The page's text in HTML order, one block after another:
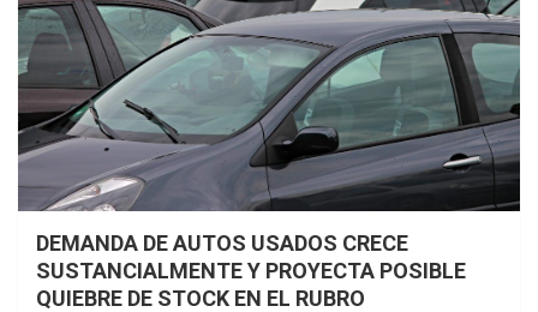
DEMANDA DE AUTOS USADOS CRECE
SUSTANCIALMENTE Y PROYECTA POSIBLE
QUIEBRE DE STOCK EN EL RUBRO